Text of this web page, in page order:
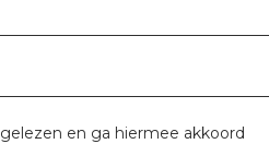
gelezen en ga hiermee akkoord